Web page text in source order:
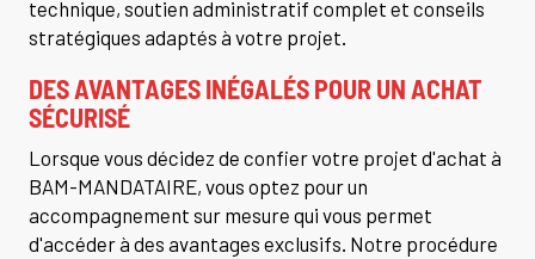
technique, soutien administratif complet et conseils
stratégiques adaptés à votre projet.
DES AVANTAGES INÉGALÉS POUR UN ACHAT
SÉCURISÉ
Lorsque vous décidez de confier votre projet d'achat à
BAM-MANDATAIRE, vous optez pour un
accompagnement sur mesure qui vous permet
d'accéder à des avantages exclusifs. Notre procédure